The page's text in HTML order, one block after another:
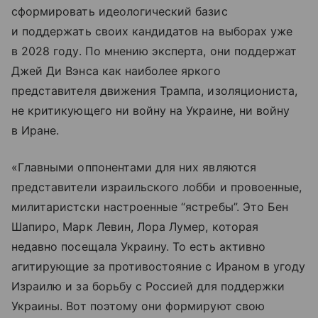
сформировать идеологический базис
и поддержать своих кандидатов на выборах уже
в 2028 году. По мнению эксперта, они поддержат
Джей Ди Вэнса как наиболее яркого
представителя движения Трампа, изоляциониста,
не критикующего ни войну на Украине, ни войну
в Иране.
«Главными оппонентами для них являются
представители израильского лобби и провоенные,
милитаристски настроенные “ястребы”. Это Бен
Шапиро, Марк Левин, Лора Лумер, которая
недавно посещала Украину. То есть активно
агитирующие за противостояние с Ираном в угоду
Израилю и за борьбу с Россией для поддержки
Украины. Вот поэтому они формируют свою